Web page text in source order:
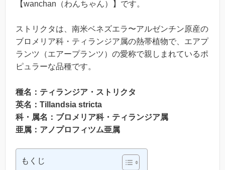
【wanchan（わんちゃん）】です。
ストリクタは、南米ベネズエラ〜アルゼンチン原産の
ブロメリア科・ティランジア属の熱帯植物で、エアプ
ランツ（エアープランツ）の愛称で親しまれているポ
ピュラーな品種です。
種名：ティランジア・ストリクタ
英名：Tillandsia stricta
科・属名：ブロメリア科・ティランジア属
亜属：アノプロフィツム亜属
もくじ